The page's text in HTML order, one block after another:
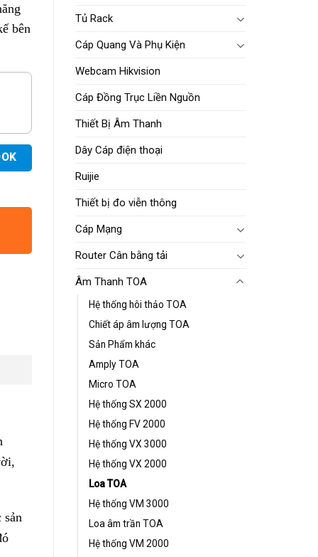
Tủ Rack
Cáp Quang Và Phụ Kiện
Webcam Hikvision
Cáp Đồng Trục Liền Nguồn
Thiết Bị Âm Thanh
Dây Cáp điện thoại
Ruijie
Thiết bị đo viễn thông
Cáp Mạng
Router Cân bằng tải
Âm Thanh TOA
Hệ thống hôi thảo TOA
Chiết áp âm lượng TOA
Sản Phẩm khác
Amply TOA
Micro TOA
Hệ thống SX 2000
Hệ thống FV 2000
Hệ thống VX 3000
Hệ thống VX 2000
Loa TOA
Hệ thống VM 3000
Loa âm trần TOA
Hệ thống VM 2000
bên